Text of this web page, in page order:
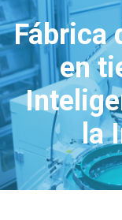
Fábrica
en
la